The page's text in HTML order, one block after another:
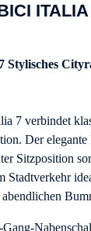
Stylisches
7 verbindet
Der elegante
Sitzposition
Stadtverkehr